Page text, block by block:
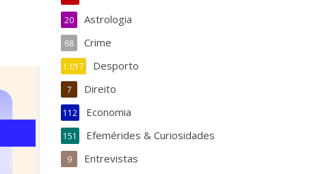
Astrologia
20
Crime
68
Desporto
1.017
Direito
7
Economia
112
Efemérides & Curiosidades
151
Entrevistas
9